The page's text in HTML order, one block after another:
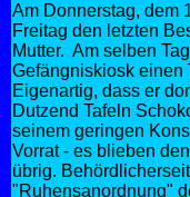
Am Donnerstag, dem
Freitag den letzten
Mutter. Am selben
Gefängniskiosk einen
Eigenartig, dass er
Dutzend Tafeln
seinem geringen
Vorrat - es blieben
übrig.
"Ruhensanordnung"